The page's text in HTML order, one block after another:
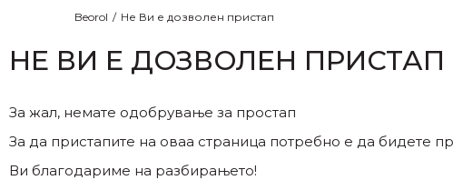
Beorol Не Ви е дозволен пристап
НЕ ВИ Е ДОЗВОЛЕН ПРИСТАП
За жал, немате одобрување за простап
За да пристапите на оваа страница потребно е да бидете
Ви благодариме на разбирањето!